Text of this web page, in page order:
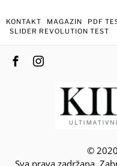
KONTAKT MAGAZIN PDF
SLIDER REVOLUTION TEST
© 2020
Sva prava zadržana.